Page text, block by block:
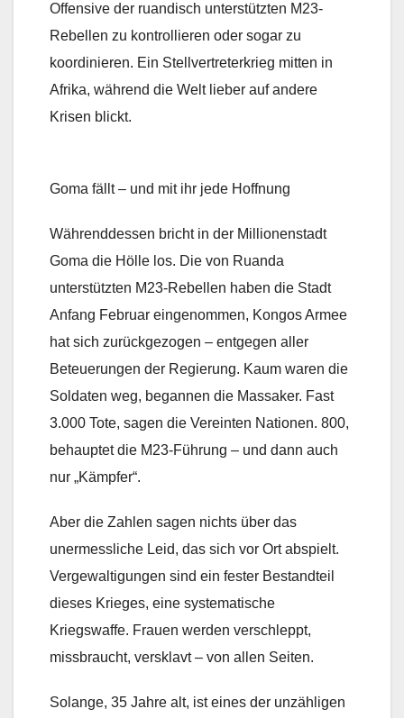
Offensive der ruandisch unterstützten M23-
Rebellen zu kontrollieren oder sogar zu
koordinieren. Ein Stellvertreterkrieg mitten in
Afrika, während die Welt lieber auf andere
Krisen blickt.
Goma fällt – und mit ihr jede Hoffnung
Währenddessen bricht in der Millionenstadt
Goma die Hölle los. Die von Ruanda
unterstützten M23-Rebellen haben die Stadt
Anfang Februar eingenommen, Kongos Armee
hat sich zurückgezogen – entgegen aller
Beteuerungen der Regierung. Kaum waren die
Soldaten weg, begannen die Massaker. Fast
3.000 Tote, sagen die Vereinten Nationen. 800,
behauptet die M23-Führung – und dann auch
nur „Kämpfer“.
Aber die Zahlen sagen nichts über das
unermessliche Leid, das sich vor Ort abspielt.
Vergewaltigungen sind ein fester Bestandteil
dieses Krieges, eine systematische
Kriegswaffe. Frauen werden verschleppt,
missbraucht, versklavt – von allen Seiten.
Solange, 35 Jahre alt, ist eines der unzähligen